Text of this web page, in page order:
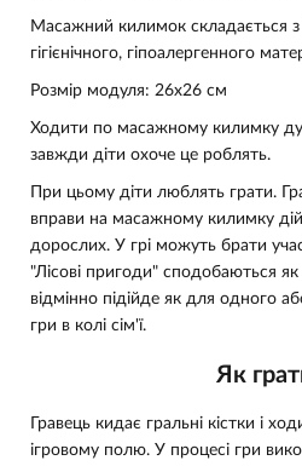
Масажний килимок складається з
гігієнічного, гіпоалергенного
Розмір модуля: 26x26 см
Ходити по масажному килимку
завжди діти охоче це роблять.
При цьому діти люблять грати.
вправи на масажному килимку
дорослих. У грі можуть брати
"Лісові пригоди" сподобаються
відмінно підійде як для одного
гри в колі сім'ї.
Як
Гравець кидає гральні кістки і
ігровому полю. У процесі гри